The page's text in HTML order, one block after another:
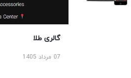
گالری طلا
07 مرداد 1405